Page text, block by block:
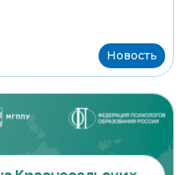
Новость